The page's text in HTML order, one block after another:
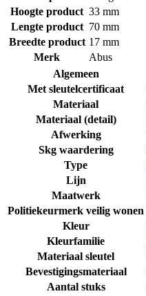
Hoogte product 33 mm
Lengte product 70 mm
Breedte product 17 mm
Merk
Abus
Algemeen
Met sleutelcertificaat
Materiaal
Materiaal (detail)
Afwerking
Skg waardering
Type
Lijn
Maatwerk
Politiekeurmerk veilig wonen
Kleur
Kleurfamilie
Materiaal sleutel
Bevestigingsmateriaal
Aantal stuks